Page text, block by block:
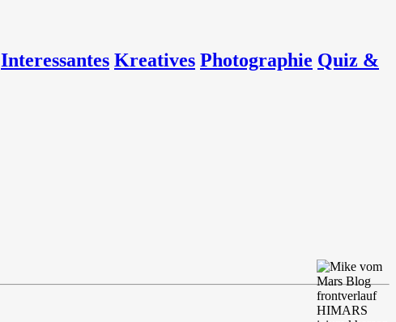
Interessantes Kreatives Photographie Quiz &